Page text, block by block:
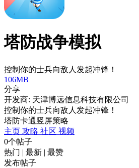
塔防战争模拟
控制你的士兵向敌人发起冲锋！
106MB
分享
开发商: 天津博远信息科技有限公司
控制你的士兵向敌人发起冲锋！
塔防卡通竖屏策略
主页 攻略 社区 视频
0个帖子
热门 | 最新 | 最赞
发布帖子